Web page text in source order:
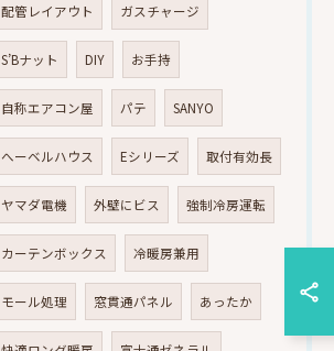
配管レイアウト ガスチャージ
S’Bナット DIY お手持
自称エアコン屋 パテ SANYO
へーベルハウス Eシリーズ 取付有効長
ヤマダ電機 外壁にビス 強制冷房運転
カーテンボックス 冷暖房兼用
モール処理 窓貫通パネル あったか